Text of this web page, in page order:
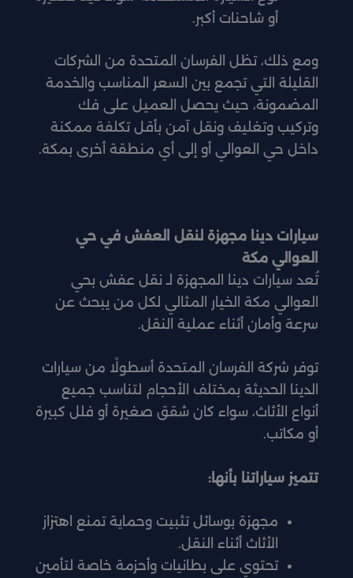
أو شاحنات أكبر.
ومع ذلك، تظل الفرسان المتحدة من الشركات
القليلة التي تجمع بين السعر المناسب والخدمة
المضمونة، حيث يحصل العميل على فك
وتركيب وتغليف ونقل آمن بأقل تكلفة ممكنة
داخل حي العوالي أو إلى أي منطقة أخرى بمكة.
سيارات دينا مجهزة لنقل العفش في حي
العوالي مكة
تُعد سيارات دينا المجهزة لـ نقل عفش بحي
العوالي مكة الخيار المثالي لكل من يبحث عن
سرعة وأمان أثناء عملية النقل.
توفر شركة الفرسان المتحدة أسطولًا من سيارات
الدينا الحديثة بمختلف الأحجام لتناسب جميع
أنواع الأثاث، سواء كان شقق صغيرة أو فلل كبيرة
أو مكاتب.
تتميز سياراتنا بأنها:
مجهزة بوسائل تثبيت وحماية تمنع اهتزاز
الأثاث أثناء النقل.
تحتوي على بطانيات وأحزمة خاصة لتأمين